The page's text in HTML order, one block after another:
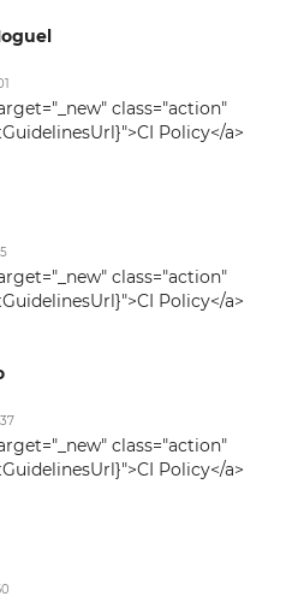
class="action"
Policy</a>
class="action"
Policy</a>
class="action"
Policy</a>